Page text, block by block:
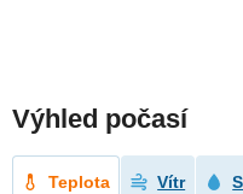
Výhled počasí
Teplota Vítr